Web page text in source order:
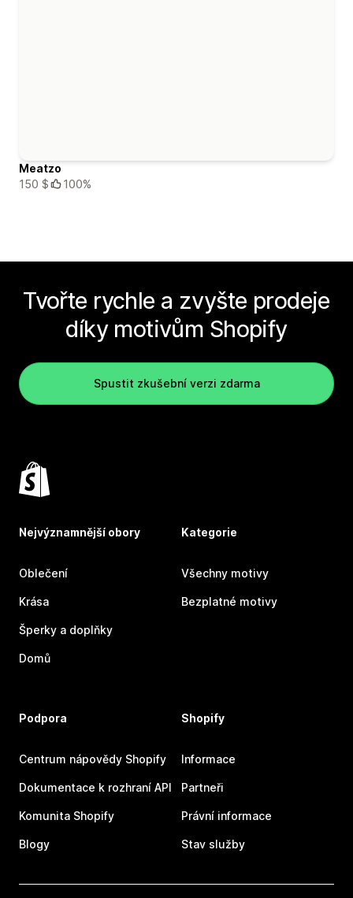
Meatzo
150 $
100%
Tvořte rychle a zvyšte prodeje
díky motivům Shopify
Spustit zkušební verzi zdarma
Nejvýznamnější obory
Oblečení
Krása
Šperky a doplňky
Domů
Kategorie
Všechny motivy
Bezplatné motivy
Podpora
Centrum nápovědy Shopify
Dokumentace k rozhraní API
Komunita Shopify
Blogy
Shopify
Informace
Partneři
Právní informace
Stav služby